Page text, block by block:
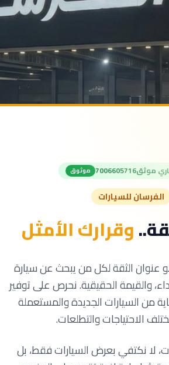
موثق7006605716 موثوق
الفرسان للسيارات
وقرارك الأمثل
عنوان الثقة لكل من يبحث عن سيارة
والقيمة الحقيقية. نحرص على توفير
من السيارات الجديدة والمستعملة
الاحتياجات والتطلعات.
لا نكتفي بعرض السيارات فقط، بل